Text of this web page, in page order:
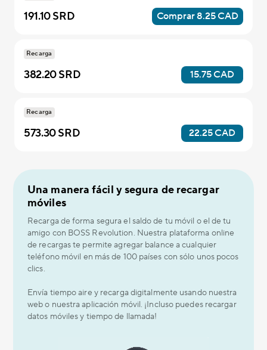
191.10 SRD Comprar 8.25 CAD
Recarga
382.20 SRD 15.75 CAD
Recarga
573.30 SRD 22.25 CAD
Una manera fácil y segura de recargar
móviles
Recarga de forma segura el saldo de tu móvil o el de tu
amigo con BOSS Revolution. Nuestra plataforma online
de recargas te permite agregar balance a cualquier
teléfono móvil en más de 100 países con sólo unos pocos
clics.
Envía tiempo aire y recarga digitalmente usando nuestra
web o nuestra aplicación móvil. ¡Incluso puedes recargar
datos móviles y tiempo de llamada!